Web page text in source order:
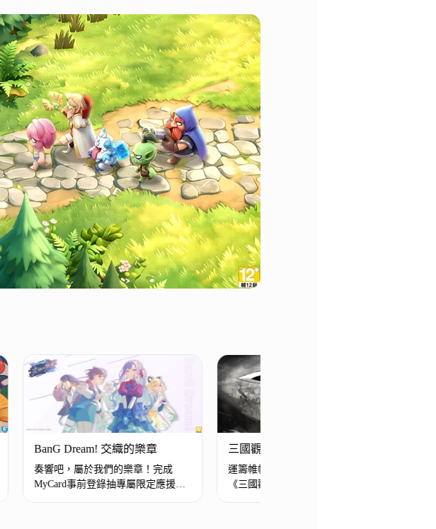
BanG Dream! 交織的樂章
奏響吧，屬於我們的樂章！完成
MyCard事前登錄抽專屬限定應援
三國觀滄海
運籌帷幄，決勝三國！立即預約
《三國觀滄海》，領專屬征戰虛